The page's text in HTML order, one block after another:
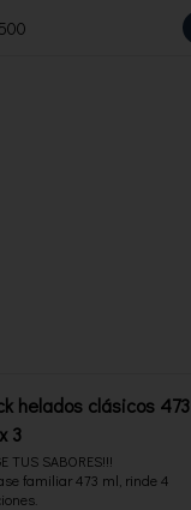
helados clásicos 473
3
TUS SABORES!!!
familiar 473 ml, rinde 4